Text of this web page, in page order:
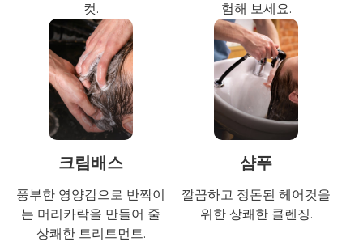
컷.
험해 보세요.
크림배스
풍부한 영양감으로 반짝이
는 머리카락을 만들어 줄
상쾌한 트리트먼트.
샴푸
깔끔하고 정돈된 헤어컷을
위한 상쾌한 클렌징.